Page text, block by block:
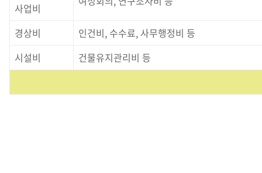
사업비
경상비
인건비, 수수료, 사무행정비 등
시설비
건물유지관리비 등